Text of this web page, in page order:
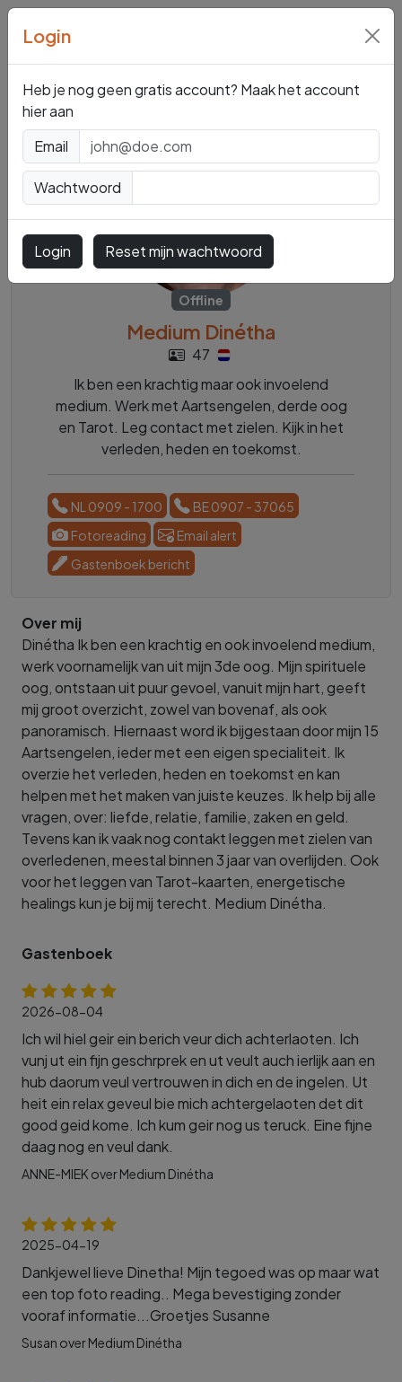
Mediums en
Offline
Medium Dinétha
47
Ik ben een krachtig maar ook invoelend
medium. Werk met Aartsengelen, derde oog
en Tarot. Leg contact met zielen. Kijk in het
verleden, heden en toekomst.
NL 0909 - 1700
BE 0907 - 37065
Fotoreading
Email alert
Gastenboek bericht
Over mij
Dinétha Ik ben een krachtig en ook invoelend medium,
werk voornamelijk van uit mijn 3de oog. Mijn spirituele
oog, ontstaan uit puur gevoel, vanuit mijn hart, geeft
mij groot overzicht, zowel van bovenaf, als ook
panoramisch. Hiernaast word ik bijgestaan door mijn 15
Aartsengelen, ieder met een eigen specialiteit. Ik
overzie het verleden, heden en toekomst en kan
helpen met het maken van juiste keuzes. Ik help bij alle
vragen, over: liefde, relatie, familie, zaken en geld.
Tevens kan ik vaak nog contakt leggen met zielen van
overledenen, meestal binnen 3 jaar van overlijden. Ook
voor het leggen van Tarot-kaarten, energetische
healings kun je bij mij terecht. Medium Dinétha.
Gastenboek
2026-08-04
Ich wil hiel geir ein berich veur dich achterlaoten. Ich
vunj ut ein fijn geschrprek en ut veult auch ierlijk aan en
hub daorum veul vertrouwen in dich en de ingelen. Ut
heit ein relax geveul bie mich achtergelaoten det dit
good geid kome. Ich kum geir nog us teruck. Eine fijne
daag nog en veul dank.
ANNE-MIEK over Medium Dinétha
2025-04-19
Dankjewel lieve Dinetha! Mijn tegoed was op maar wat
een top foto reading.. Mega bevestiging zonder
vooraf informatie...Groetjes Susanne
Susan over Medium Dinétha
Login
Heb je nog geen gratis account? Maak het account
hier aan
Email
Wachtwoord
Login Reset mijn wachtwoord